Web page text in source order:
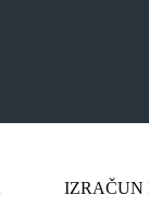
IZRAČUN